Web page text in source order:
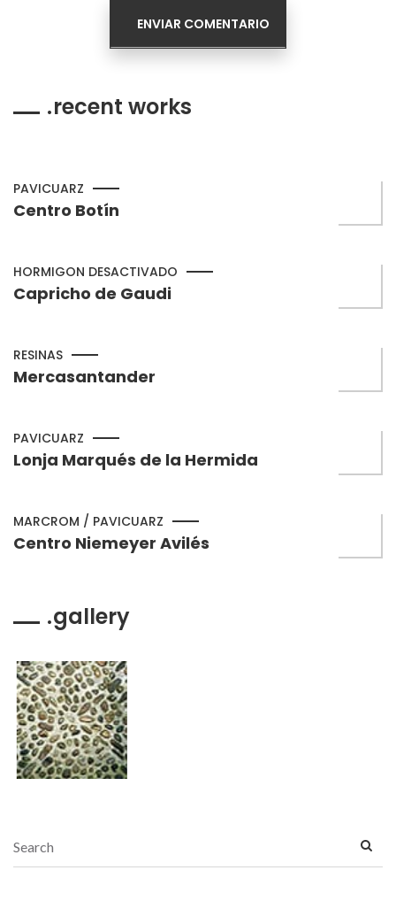
recent works
PAVICUARZ
Centro Botín
HORMIGON DESACTIVADO
Capricho de Gaudi
RESINAS
Mercasantander
PAVICUARZ
Lonja Marqués de la Hermida
MARCROM / PAVICUARZ
Centro Niemeyer Avilés
gallery